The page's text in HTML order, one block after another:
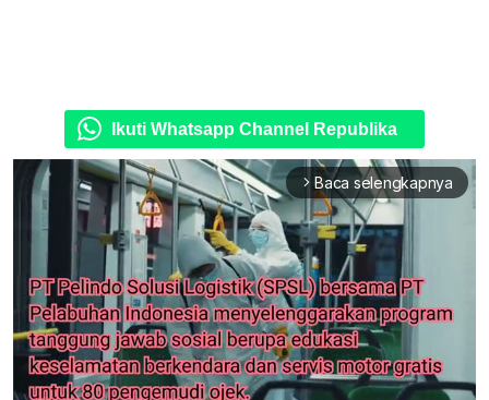
Ikuti Whatsapp Channel Republika
arrow_forward_ios Baca selengkapnya